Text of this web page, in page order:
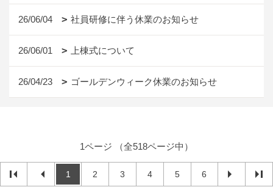
26/06/04 社員研修に伴う休業のお知らせ
26/06/01 上棟式について
26/04/23 ゴールデンウィーク休業のお知らせ
1ページ （全518ページ中）
1 2 3 4 5 6